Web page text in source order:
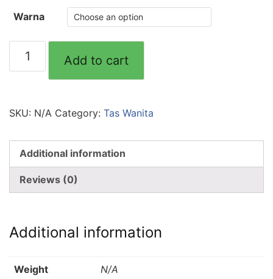
Warna
Ransel
-
Dina
Mini
Bag
quantity
Add to cart
SKU: N/A Category: Tas Wanita
Additional information
Reviews (0)
Additional information
Weight N/A